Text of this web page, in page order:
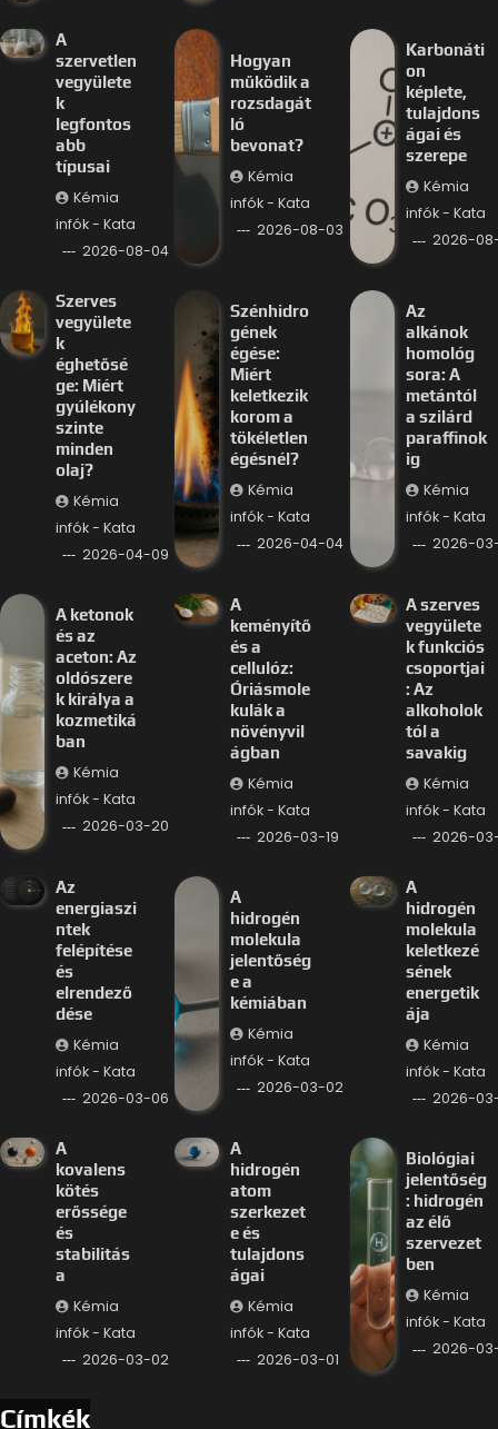
A
szervetlen
vegyülete
k
legfontos
abb
típusai
Kémia
infók - Kata
2026-08-04
Hogyan
működik a
rozsdagát
ló
bevonat?
Kémia
infók - Kata
2026-08-03
Karbonáti
on
képlete,
tulajdons
ágai és
szerepe
Kémia
infók - Kata
2026-
Szerves
vegyülete
k
éghetősé
ge: Miért
gyúlékony
szinte
minden
olaj?
Kémia
infók - Kata
2026-04-09
Szénhidro
gének
égése:
Miért
keletkezik
korom a
tökéletlen
égésnél?
Kémia
infók - Kata
2026-04-04
Az
alkánok
homológ
sora: A
metántól
a szilárd
paraffinok
ig
Kémia
infók - Kata
2026-
A ketonok
és az
aceton: Az
oldószere
k királya a
kozmetiká
ban
Kémia
infók - Kata
2026-03-20
A
keményítő
és a
cellulóz:
Óriásmole
kulák a
növényvil
ágban
Kémia
infók - Kata
2026-03-19
A szerves
vegyülete
k funkciós
csoportjai
: Az
alkoholok
tól a
savakig
Kémia
infók - Kata
2026-
Az
energiaszi
ntek
felépítése
és
elrendező
dése
Kémia
infók - Kata
2026-03-06
A
hidrogén
molekula
jelentőség
e a
kémiában
Kémia
infók - Kata
2026-03-02
A
hidrogén
molekula
keletkezé
sének
energetik
ája
Kémia
infók - Kata
2026-
A
kovalens
kötés
erőssége
és
stabilitás
a
Kémia
infók - Kata
2026-03-02
A
hidrogén
atom
szerkezet
e és
tulajdons
ágai
Kémia
infók - Kata
2026-03-01
Biológiai
jelentőség
: hidrogén
az élő
szervezet
ben
Kémia
infók - Kata
2026-
Címkék